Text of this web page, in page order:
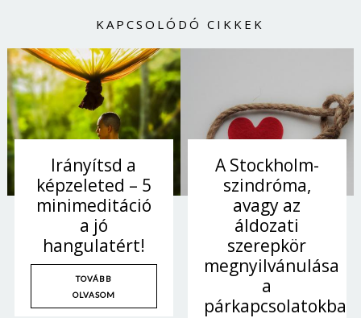
KAPCSOLÓDÓ CIKKEK
Irányítsd a
képzeleted – 5
minimeditáció
a jó
hangulatért!
TOVÁBB
OLVASOM
A Stockholm-
szindróma,
avagy az
áldozati
szerepkör
megnyilvánulása
a
párkapcsolatokban